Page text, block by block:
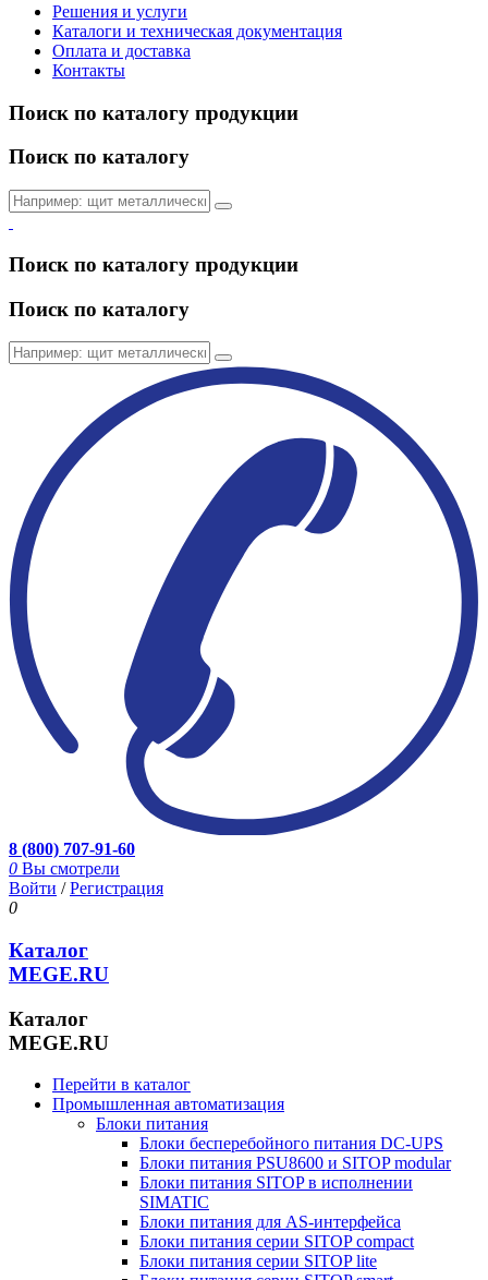
Решения и услуги
Каталоги и техническая документация
Оплата и доставка
Контакты
Поиск по каталогу продукции
Поиск по каталогу
Поиск по каталогу продукции
Поиск по каталогу
8 (800) 707-91-60
0 Вы смотрели
Войти /Регистрация
0
Каталог
MEGE.RU
Каталог
MEGE.RU
Перейти в каталог
Промышленная автоматизация
Блоки питания
Блоки бесперебойного питания DC-UPS
Блоки питания PSU8600 и SITOP modular
Блоки питания SITOP в исполнении
SIMATIC
Блоки питания для AS-интерфейса
Блоки питания серии SITOP compact
Блоки питания серии SITOP lite